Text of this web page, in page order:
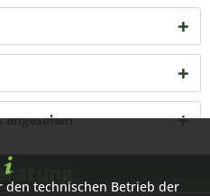
angesehen
den technischen Betrieb der